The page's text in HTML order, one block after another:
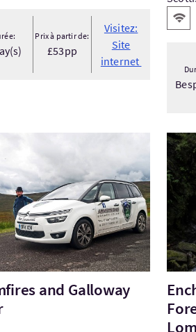
Prix à partir de:
£53pp
Visitez:
Site
internet
WiFi
and Galloway